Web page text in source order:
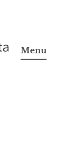
Menu